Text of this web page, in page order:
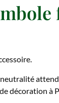
décoration à